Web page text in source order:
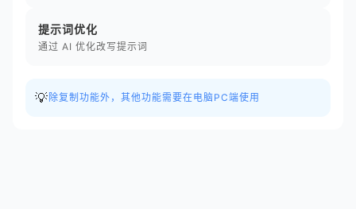
提示词优化
通过 AI 优化改写提示词
💡 除复制功能外，其他功能需要在电脑PC端使用